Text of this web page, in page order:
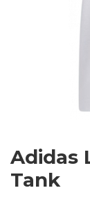
Adidas
Tank